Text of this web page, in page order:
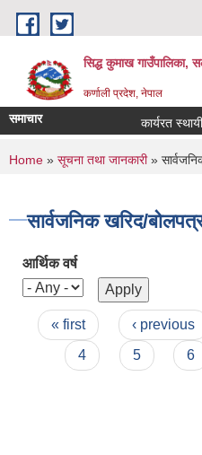
Skip to main content
सिद्ध कुमाख गाउँपालिका,
कर्णाली प्रदेश, नेपाल
समाचार कार्यरत
You are here
Home » सूचना तथा जानकारी»
सार्वजनिक खरिद/
आर्थिक वर्ष
Pages
« first ‹ previous
4
5 6